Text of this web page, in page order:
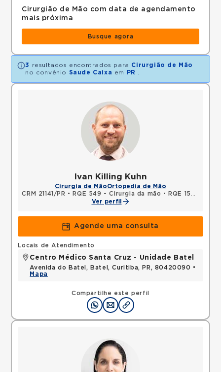
Cirurgião de Mão com data de agendamento
mais próxima
Busque agora
3 resultados encontrados para Cirurgião de Mão
no convênio
Saude Caixa em PR
Ivan Killing Kuhn
Cirurgia de MãoOrtopedia de Mão
CRM 21141/PR • RQE 549 - Cirurgia da mão •
RQE 15239 - Ortopedia e traumatologia
Ver perfil
Agende uma consulta
Compartilhe este perfil
Locais de Atendimento
Centro Médico Santa Cruz - Unidade Batel
Avenida do Batel, Batel, Curitiba, PR, 80420090 •
Mapa